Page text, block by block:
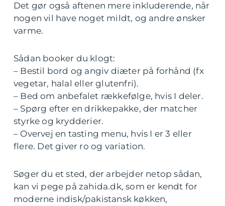
Det gør også aftenen mere inkluderende, når
nogen vil have noget mildt, og andre ønsker
varme.
Sådan booker du klogt:
– Bestil bord og angiv diæter på forhånd (fx
vegetar, halal eller glutenfri).
– Bed om anbefalet rækkefølge, hvis I deler.
– Spørg efter en drikkepakke, der matcher
styrke og krydderier.
– Overvej en tasting menu, hvis I er 3 eller
flere. Det giver ro og variation.
Søger du et sted, der arbejder netop sådan,
kan vi pege på zahida.dk, som er kendt for
moderne indisk/pakistansk køkken,